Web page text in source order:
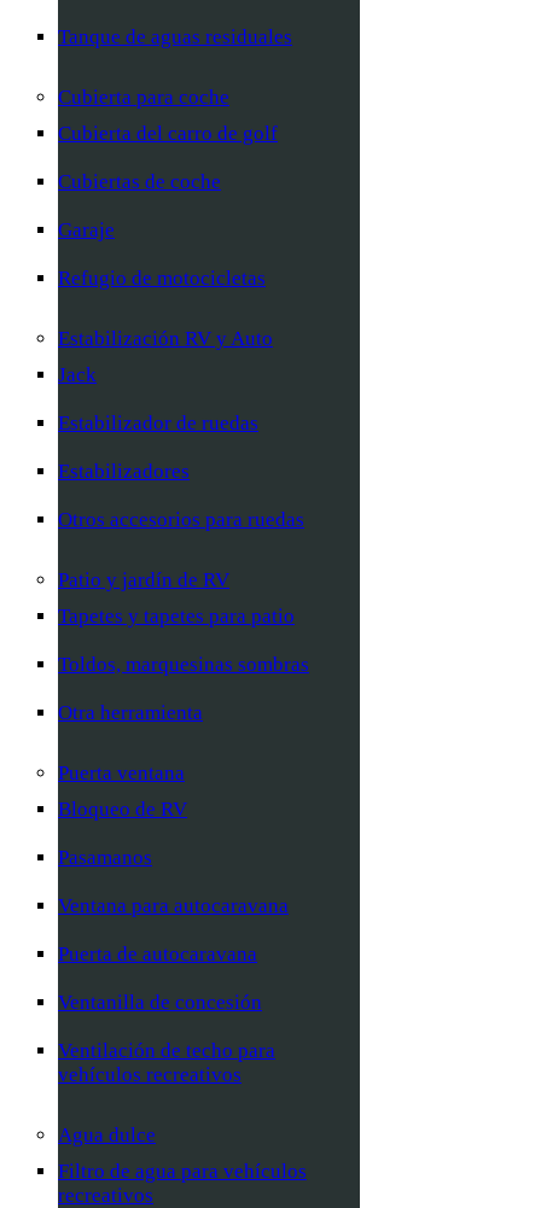
Tanque de aguas residuales
Cubierta para coche
Cubierta del carro de golf
Cubiertas de coche
Garaje
Refugio de motocicletas
Estabilización RV y Auto
Jack
Estabilizador de ruedas
Estabilizadores
Otros accesorios para ruedas
Patio y jardín de RV
Tapetes y tapetes para patio
Toldos, marquesinas sombras
Otra herramienta
Puerta ventana
Bloqueo de RV
Pasamanos
Ventana para autocaravana
Puerta de autocaravana
Ventanilla de concesión
Ventilación de techo para
vehículos recreativos
Agua dulce
Filtro de agua para vehículos
recreativos